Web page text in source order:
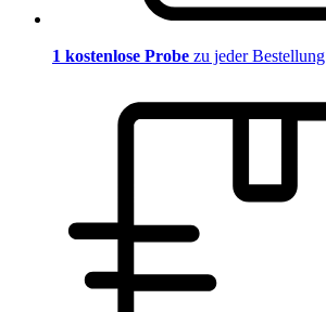
1 kostenlose Probe zu jeder Bestellung